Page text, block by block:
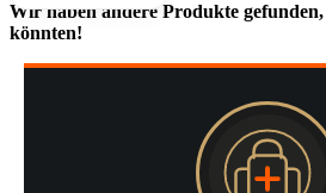
Wir haben andere Produkte
könnten!